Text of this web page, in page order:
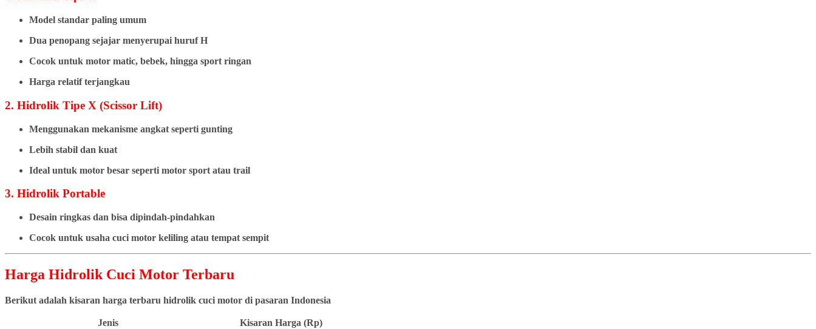
Model standar paling umum
Dua penopang sejajar menyerupai huruf H
Cocok untuk motor matic, bebek, hingga sport ringan
Harga relatif terjangkau
2. Hidrolik Tipe X (Scissor Lift)
Menggunakan mekanisme angkat seperti gunting
Lebih stabil dan kuat
Ideal untuk motor besar seperti motor sport atau trail
3. Hidrolik Portable
Desain ringkas dan bisa dipindah-pindahkan
Cocok untuk usaha cuci motor keliling atau tempat sempit
Harga Hidrolik Cuci Motor Terbaru
Berikut adalah kisaran harga terbaru hidrolik cuci motor di pasaran Indonesia
Jenis Kisaran Harga (Rp)